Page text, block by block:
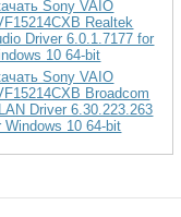
Sony VAIO
Realtek
Driver 6.0.1.7177 for
10 64-bit
Sony VAIO
Broadcom
Driver 6.30.223.263
Windows 10 64-bit